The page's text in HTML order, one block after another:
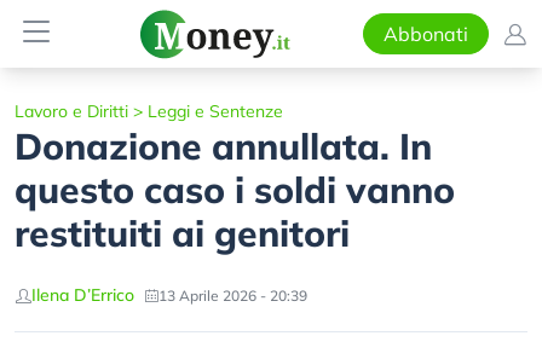
Abbonati
Lavoro e Diritti > Leggi e Sentenze
Donazione annullata. In
questo caso i soldi vanno
restituiti ai genitori
Ilena D’Errico 13 Aprile 2026 - 20:39